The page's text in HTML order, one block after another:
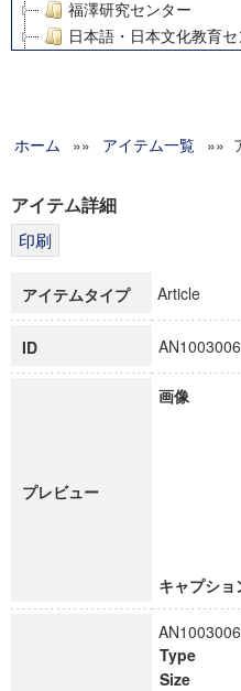
福澤研究センター
日本語・日本文化教育セ
グローバルリサーチイン
科学研究費補助金研究成
博士課程教育リーディ
ホーム »» アイテム一覧 »»
アイテム詳細
アイテムタイプ Article
ID
プレビュー
画像
キャプショ
Type
Size